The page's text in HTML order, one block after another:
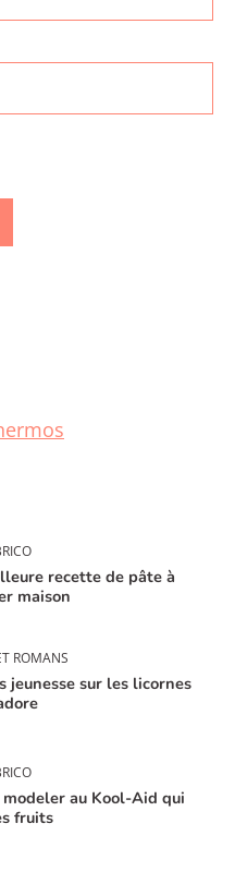
recette de pâte à
maison
ROMANS
jeunesse sur les licornes
modeler au Kool-Aid qui
fruits